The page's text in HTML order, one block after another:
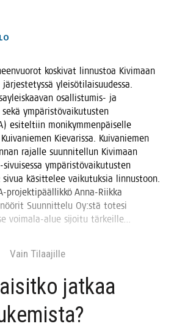
kos­ki­vat lin­nus­toa Kivi­maan
ylei­sö­ti­lai­suu­des­sa.
osal­lis­tu­mis- ja
ympä­ris­tö­vai­ku­tus­ten
esi­tel­tiin moni­kym­men­päi­sel­le
Kie­va­ris­sa. Kui­va­nie­men
rajal­le suun­ni­tel­lun Kivi­maan
ympä­ris­tö­vai­ku­tus­ten
käsit­te­lee vai­ku­tuk­sia lin­nus­toon.
pro­jek­ti­pääl­lik­kö Anna-Riik­ka
Suun­nit­te­lu Oy:stä tote­si
voi­ma­la-alue sijoi­tu tärkeille…
Vain Tilaa­jil­le
jat­kaa